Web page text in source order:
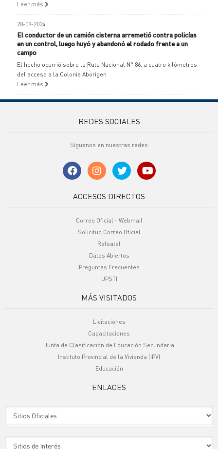
Leer más
28-09-2024
El conductor de un camión cisterna arremetió contra policías
en un control, luego huyó y abandonó el rodado frente a un
campo
El hecho ocurrió sobre la Ruta Nacional N° 86, a cuatro kilómetros
del acceso a la Colonia Aborigen
Leer más
REDES SOCIALES
Síguenos en nuestras redes
ACCESOS DIRECTOS
Correo Oficial - Webmail
Solicitud Correo Oficial
Refsatel
Datos Abiertos
Preguntas Frecuentes
UPSTI
MÁS VISITADOS
Licitaciones
Capacitaciones
Junta de Clasificación de Educación Secundaria
Instituto Provincial de la Vivienda (IPV)
Educación
ENLACES